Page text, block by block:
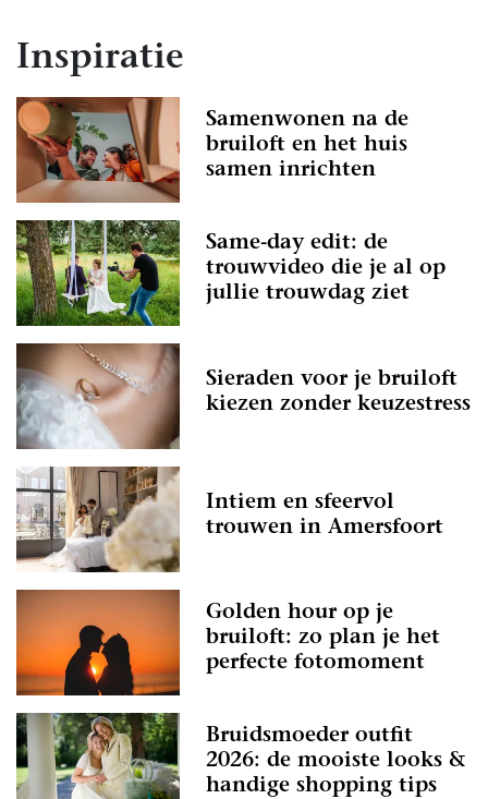
Inspiratie
Samenwonen na de
bruiloft en het huis
samen inrichten
Same-day edit: de
trouwvideo die je al op
jullie trouwdag ziet
Sieraden voor je bruiloft
kiezen zonder keuzestress
Intiem en sfeervol
trouwen in Amersfoort
Golden hour op je
bruiloft: zo plan je het
perfecte fotomoment
Bruidsmoeder outfit
2026: de mooiste looks &
handige shopping tips